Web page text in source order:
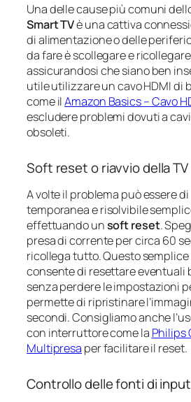
Una delle cause più comuni
Smart TVè una cattiva
di alimentazione o delle
da fare è scollegare e
assicurandosi che siano ben
utile utilizzare un cavo HDMI di
come ilAmazon Basics – Cavo
escludere problemi dovuti a
obsoleti.
Soft reset o riavvio della TV
A volte il problema può essere
temporanea e risolvibile
effettuando unsoft reset.
presa di corrente per circa 60
ricollega tutto. Questo
consente di resettare eventuali
senza perdere le impostazioni
permette di ripristinare
secondi. Consigliamo anche
con interruttore come la Philips
Multipresa per facilitare il reset.
Controllo delle fonti di input